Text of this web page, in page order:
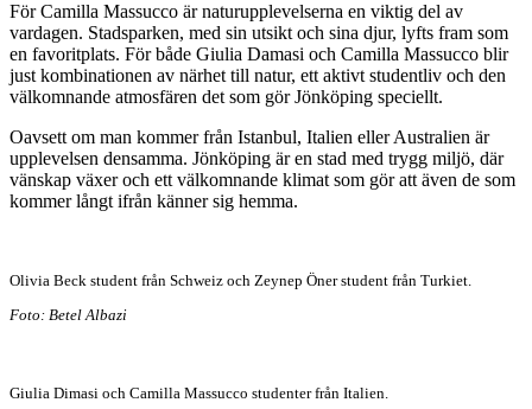
För Camilla Massucco är naturupplevelserna en viktig del av
vardagen. Stadsparken, med sin utsikt och sina djur, lyfts fram som
en favoritplats. För både Giulia Damasi och Camilla Massucco blir
just kombinationen av närhet till natur, ett aktivt studentliv och den
välkomnande atmosfären det som gör Jönköping speciellt.
Oavsett om man kommer från Istanbul, Italien eller Australien är
upplevelsen densamma. Jönköping är en stad med trygg miljö, där
vänskap växer och ett välkomnande klimat som gör att även de som
kommer långt ifrån känner sig hemma.
Olivia Beck student från Schweiz och Zeynep Öner student från Turkiet.
Foto: Betel Albazi
Giulia Dimasi och Camilla Massucco studenter från Italien.